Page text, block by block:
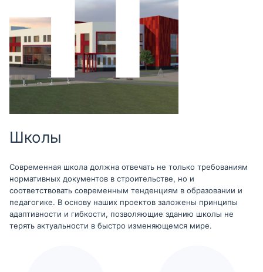
Школы
Современная школа должна отвечать не только требованиям
нормативных документов в строительстве, но и
соответствовать современным тенденциям в образовании и
педагогике. В основу наших проектов заложены принципы
адаптивности и гибкости, позволяющие зданию школы не
терять актуальности в быстро изменяющемся мире.